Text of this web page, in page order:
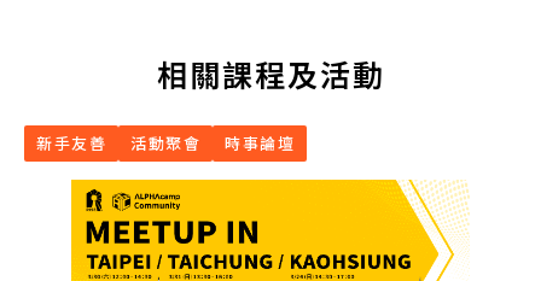
相關課程及活動
新手友善 活動聚會 時事論壇